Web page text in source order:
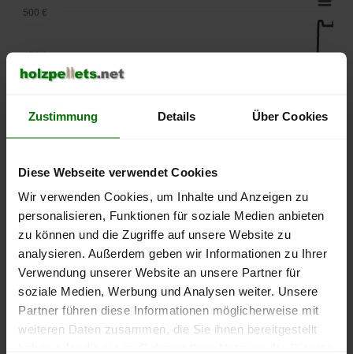
Zustimmung Details Über Cookies
Diese Webseite verwendet Cookies
Wir verwenden Cookies, um Inhalte und Anzeigen zu
personalisieren, Funktionen für soziale Medien anbieten
zu können und die Zugriffe auf unsere Website zu
analysieren. Außerdem geben wir Informationen zu Ihrer
Verwendung unserer Website an unsere Partner für
soziale Medien, Werbung und Analysen weiter. Unsere
Partner führen diese Informationen möglicherweise mit
weiteren Daten zusammen, die Sie ihnen bereitgestellt
lose Ware Sackware
September
2025
Januar
2026
Mai
2026
250 €
450 €
500 €
Die aktuelle Preisentwicklung für Holzpellets in Deutschland
können Sie jederzeit auf unsererPelletspreise-Seite